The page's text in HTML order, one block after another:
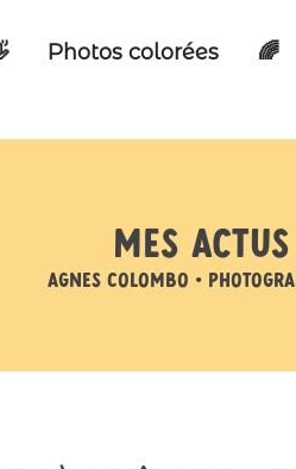
Photos colorées 🌈
Mes
Agnes Colombo •